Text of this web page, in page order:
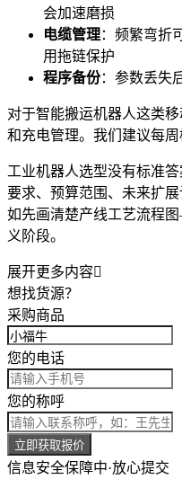
会加速磨损
电缆管理：频繁弯折
用拖链保护
程序备份：参数丢失
对于智能搬运机器人这类
和充电管理。我们建议每周
工业机器人选型没有标准
要求、预算范围、未来扩
如先画清楚产线工艺流程
义阶段。
展开更多内容
想找货源？
采购商品
您的电话
您的称呼
立即获取报价
信息安全保障中·放心提交